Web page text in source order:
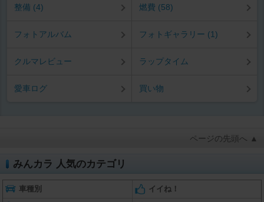
整備 (4) 燃費 (58)
フォトアルバム フォトギャラリー (1)
クルマレビュー ラップタイム
愛車ログ 買い物
ページの先頭へ ▲
みんカラ 人気のカテゴリ
車種別 イイね！